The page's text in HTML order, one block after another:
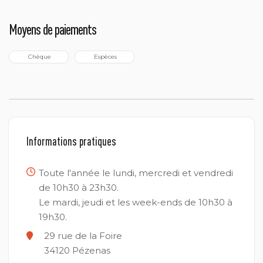
Moyens de paiements
Chèque Espèces
Informations pratiques
Toute l'année le lundi, mercredi et vendredi
de 10h30 à 23h30.
Le mardi, jeudi et les week-ends de 10h30 à
19h30.
29 rue de la Foire
34120 Pézenas